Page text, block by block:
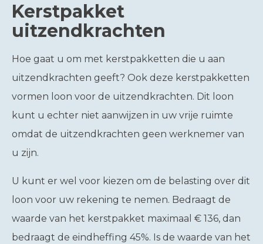
Kerstpakket
uitzendkrachten
Hoe gaat u om met kerstpakketten die u aan
uitzendkrachten geeft? Ook deze kerstpakketten
vormen loon voor de uitzendkrachten. Dit loon
kunt u echter niet aanwijzen in uw vrije ruimte
omdat de uitzendkrachten geen werknemer van
u zijn.
U kunt er wel voor kiezen om de belasting over dit
loon voor uw rekening te nemen. Bedraagt de
waarde van het kerstpakket maximaal € 136, dan
bedraagt de eindheffing 45%. Is de waarde van het